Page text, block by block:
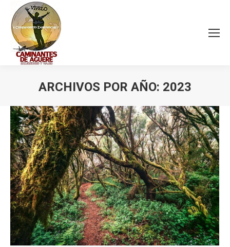
ARCHIVOS POR AÑO: 2023